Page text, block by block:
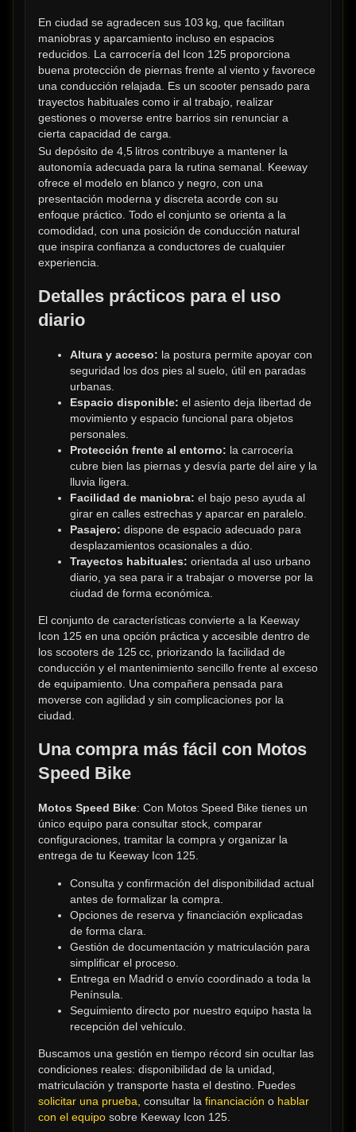
En ciudad se agradecen sus 103 kg, que facilitan
maniobras y aparcamiento incluso en espacios
reducidos. La carrocería del Icon 125 proporciona
buena protección de piernas frente al viento y favorece
una conducción relajada. Es un scooter pensado para
trayectos habituales como ir al trabajo, realizar
gestiones o moverse entre barrios sin renunciar a
cierta capacidad de carga.
Su depósito de 4,5 litros contribuye a mantener la
autonomía adecuada para la rutina semanal. Keeway
ofrece el modelo en blanco y negro, con una
presentación moderna y discreta acorde con su
enfoque práctico. Todo el conjunto se orienta a la
comodidad, con una posición de conducción natural
que inspira confianza a conductores de cualquier
experiencia.
Detalles prácticos para el uso
diario
Altura y acceso: la postura permite apoyar con
seguridad los dos pies al suelo, útil en paradas
urbanas.
Espacio disponible: el asiento deja libertad de
movimiento y espacio funcional para objetos
personales.
Protección frente al entorno: la carrocería
cubre bien las piernas y desvía parte del aire y la
lluvia ligera.
Facilidad de maniobra: el bajo peso ayuda al
girar en calles estrechas y aparcar en paralelo.
Pasajero: dispone de espacio adecuado para
desplazamientos ocasionales a dúo.
Trayectos habituales: orientada al uso urbano
diario, ya sea para ir a trabajar o moverse por la
ciudad de forma económica.
El conjunto de características convierte a la Keeway
Icon 125 en una opción práctica y accesible dentro de
los scooters de 125 cc, priorizando la facilidad de
conducción y el mantenimiento sencillo frente al exceso
de equipamiento. Una compañera pensada para
moverse con agilidad y sin complicaciones por la
ciudad.
Una compra más fácil con Motos
Speed Bike
Motos Speed Bike: Con Motos Speed Bike tienes un
único equipo para consultar stock, comparar
configuraciones, tramitar la compra y organizar la
entrega de tu Keeway Icon 125.
Consulta y confirmación del disponibilidad actual
antes de formalizar la compra.
Opciones de reserva y financiación explicadas
de forma clara.
Gestión de documentación y matriculación para
simplificar el proceso.
Entrega en Madrid o envío coordinado a toda la
Península.
Seguimiento directo por nuestro equipo hasta la
recepción del vehículo.
Buscamos una gestión en tiempo récord sin ocultar las
condiciones reales: disponibilidad de la unidad,
solicitar una prueba , consultar la financiación o hablar
con el equipo sobre Keeway Icon 125.